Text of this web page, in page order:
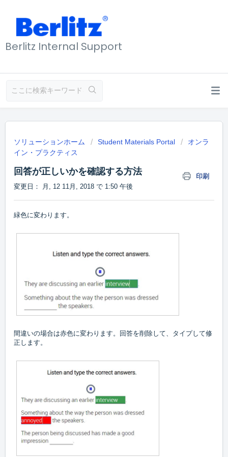
Berlitz Internal Support
ソリューションホーム Student Materials Portal
オンラ
イン・プラクティス
回答が正しいかを確認する方法 印刷
変更日： 月, 12 11月, 2018 で 1:50 午後
緑色に変わります。
間違いの場合は赤色に変わります。回答を削除して、タイプして修
正します。